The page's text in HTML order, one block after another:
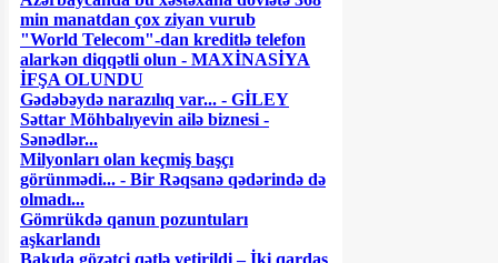
min manatdan çox ziyan vurub
"World Telecom"-dan kreditlə telefon
alarkən diqqətli olun - MAXİNASİYA
İFŞA OLUNDU
Gədəbəydə narazılıq var... - GİLEY
Səttar Möhbalıyevin ailə biznesi -
Sənədlər...
Milyonları olan keçmiş başçı
görünmədi... - Bir Rəqsanə qədərində də
olmadı...
Gömrükdə qanun pozuntuları
aşkarlandı
Bakıda gözətçi qətlə yetirildi – İki qardaş